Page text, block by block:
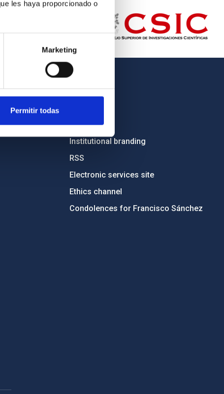
les haya proporcionado o
Marketing
Permitir todas
OTHER LINKS
Tenders
Institutional branding
RSS
Electronic services site
Ethics channel
Condolences for Francisco Sánchez